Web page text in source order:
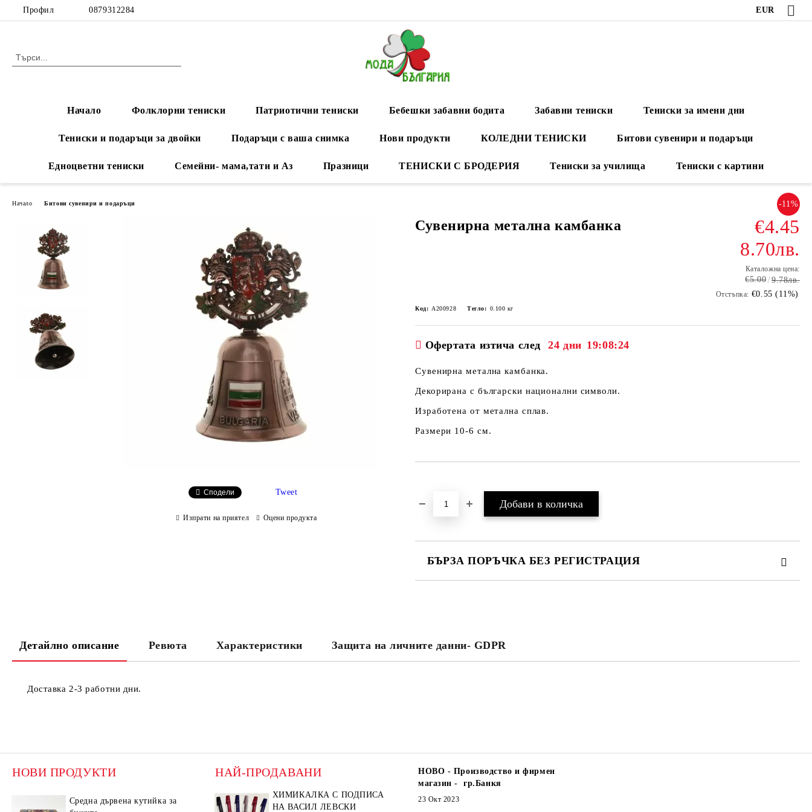
Профил 0879312284 EUR
Начало Фолклорни тениски Патриотични тениски Бебешки забавни бодита Забавни тениски Тениски за имени дни
Тениски и подаръци за двойки Подаръци с ваша снимка Нови продукти КОЛЕДНИ ТЕНИСКИ Битови сувенири и подаръци
Едноцветни тениски Семейни- мама,тати и Аз Празници ТЕНИСКИ С БРОДЕРИЯ Тениски за училища Тениски с картини
Начало Битови сувенири и подаръци
Сувенирна метална камбанка
-11%
€4.45
8.70лв.
Каталожна цена:
€5.00 9.78лв.
Отстъпка: €0.55 (11%)
Код: A200928 Тегло: 0.100 кг
Офертата изтича след 24 дни 19:08:23
Сувенирна метална камбанка.
Декорирана с български национални символи.
Изработена от метална сплав.
Размери 10-6 см.
БЪРЗА ПОРЪЧКА БЕЗ РЕГИСТРАЦИЯ
Ние ще се свържем с вас в рамките на работния ден.
Сподели Tweet
Изпрати на приятел Оцени продукта
Детайлно описание Ревюта Характеристики Защита на личните данни- GDPR
Доставка 2-3 работни дни.
НОВИ ПРОДУКТИ
Средна дървена кутийка за
НАЙ-ПРОДАВАНИ
ХИМИКАЛКА С ПОДПИСА
НА ВАСИЛ ЛЕВСКИ
НОВО - Производство и фирмен
магазин - гр.Банкя
23 Окт 2023